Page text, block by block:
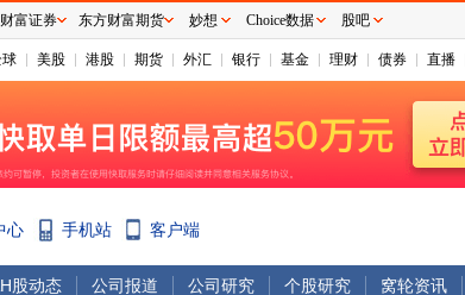
美股 港股 期货 外汇 银行 基金 理财 债券 直播
心 手机站 客户端
股动态 公司报道 公司研究 个股研究 窝轮资讯
富证券 东方财富期货 妙想 Choice数据 股吧